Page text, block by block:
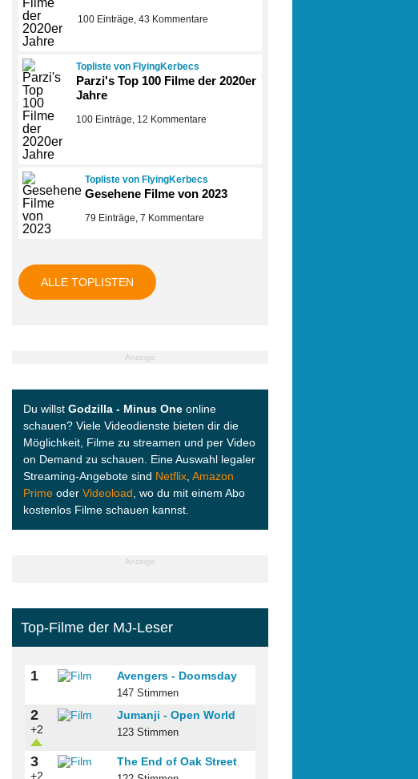
100 Einträge, 43 Kommentare
Topliste von FlyingKerbecs
Parzi's Top 100 Filme der 2020er
Jahre
100 Einträge, 12 Kommentare
Topliste von FlyingKerbecs
Gesehene Filme von 2023
79 Einträge, 7 Kommentare
ALLE TOPLISTEN
Anzeige
Du willst Godzilla - Minus One online
schauen? Viele Videodienste bieten dir die
Möglichkeit, Filme zu streamen und per Video
on Demand zu schauen. Eine Auswahl legaler
Streaming-Angebote sind Netflix Amazon
Prime oder Videoload , wo du mit einem Abo
kostenlos Filme schauen kannst.
Anzeige
Top-Filme der MJ-Leser
1 Avengers - Doomsday
147 Stimmen
2
+2
Jumanji - Open World
123 Stimmen
3
+2
The End of Oak Street